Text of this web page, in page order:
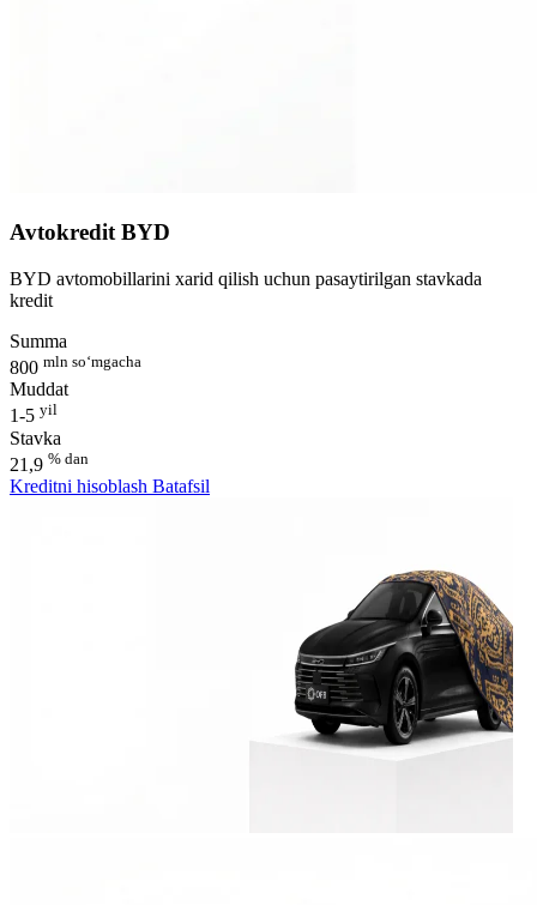
Avtokredit BYD
BYD avtomobillarini xarid qilish uchun pasaytirilgan stavkada
kredit
Summa
800 mln so‘mgacha
Muddat
1-5 yil
Stavka
21,9 % dan
Kreditni hisoblash Batafsil